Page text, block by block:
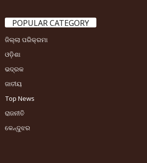
POPULAR CATEGORY
ଜିଲ୍ଲା ପରିକ୍ରମା
ଓଡ଼ିଶା
ଭଦ୍ରକ
ଜାତୀୟ
Top News
ରାଜନୀତି
କେନ୍ଦୁଝର